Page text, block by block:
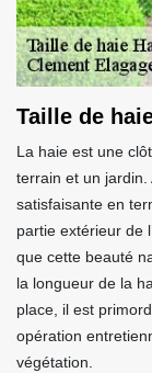
Taille de
La haie est une
terrain et un jardin.
satisfaisante en
partie extérieur de
que cette beauté
la longueur de la
place, il est
opération
végétation.